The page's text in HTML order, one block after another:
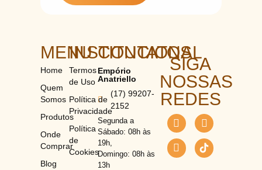
MENU
Home
Quem
Somos
Produtos
Onde
Comprar
Blog
INSTITUCIONAL
Termos
de Uso
Política de
Privacidade
Política
de
Cookies
CONTATOS
Empório
Anatriello
(17) 99207-
2152
Segunda a
Sábado: 08h às
19h,
Domingo: 08h às
13h
SIGA
NOSSAS
REDES